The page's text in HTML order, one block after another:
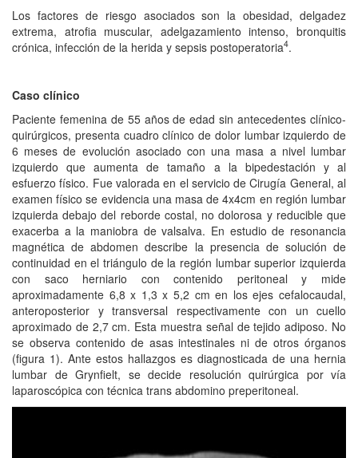
Los factores de riesgo asociados son la obesidad, delgadez
extrema, atrofia muscular, adelgazamiento intenso, bronquitis
crónica, infección de la herida y sepsis postoperatoria4.
Caso clínico
Paciente femenina de 55 años de edad sin antecedentes clínico-
quirúrgicos, presenta cuadro clínico de dolor lumbar izquierdo de
6 meses de evolución asociado con una masa a nivel lumbar
izquierdo que aumenta de tamaño a la bipedestación y al
esfuerzo físico. Fue valorada en el servicio de Cirugía General, al
examen físico se evidencia una masa de 4x4cm en región lumbar
izquierda debajo del reborde costal, no dolorosa y reducible que
exacerba a la maniobra de valsalva. En estudio de resonancia
magnética de abdomen describe la presencia de solución de
continuidad en el triángulo de la región lumbar superior izquierda
con saco herniario con contenido peritoneal y mide
aproximadamente 6,8 x 1,3 x 5,2 cm en los ejes cefalocaudal,
anteroposterior y transversal respectivamente con un cuello
aproximado de 2,7 cm. Esta muestra señal de tejido adiposo. No
se observa contenido de asas intestinales ni de otros órganos
(figura 1). Ante estos hallazgos es diagnosticada de una hernia
lumbar de Grynfielt, se decide resolución quirúrgica por vía
laparoscópica con técnica trans abdomino preperitoneal.